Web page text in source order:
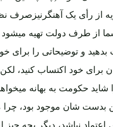
از رأی یک آهنگرنیزصرف
از طرف دولت تهیه میشود
و توضیحاتی را برای
برای خود اکتساب کنید، لکن
شاید حکومت به بهانه
بدست شان موجود بود، چرا
نباشد، دیگر بچه چیز